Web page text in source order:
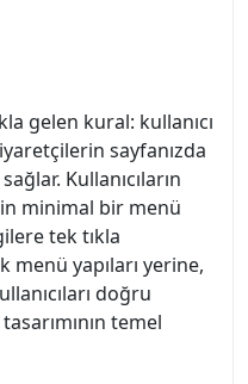
gelen kural: kullanıcı
sayfanızda
Kullanıcıların
minimal bir menü
tek tıkla
menü yapıları yerine,
doğru
temel